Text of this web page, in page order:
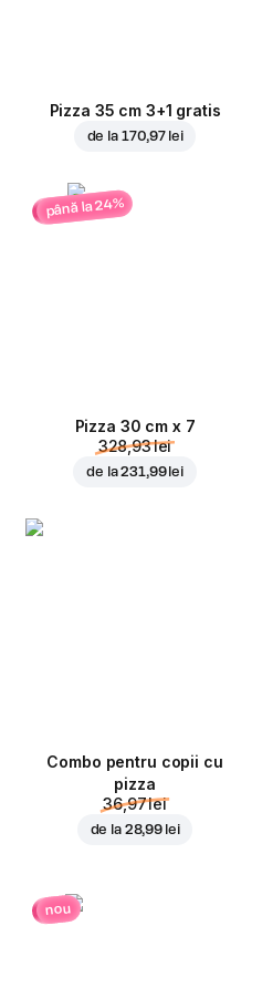
Pizza 35 cm 3+1 gratis
de la 170,97 lei
până la 24%
Pizza 30 cm x 7
328,93 lei
de la231,99 lei
Combo pentru copii cu
pizza
36,97 lei
de la 28,99 lei
nou